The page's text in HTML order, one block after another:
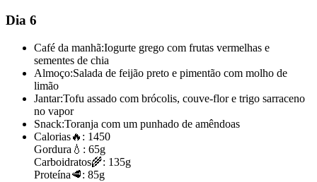
Dia 6
Café da manhã:Iogurte grego com frutas vermelhas e
sementes de chia
Almoço:Salada de feijão preto e pimentão com molho de
limão
Jantar:Tofu assado com brócolis, couve-flor e trigo sarraceno
no vapor
Snack:Toranja com um punhado de amêndoas
Calorias🔥: 1450
Gordura 💧: 65g
Carboidratos🌾: 135g
Proteína🥩: 85g